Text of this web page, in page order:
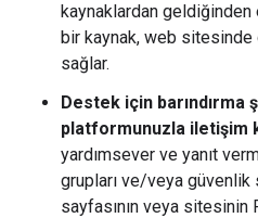
kaynaklardan geldiğinden
bir kaynak, web
sağlar.
Destek için barındırma
platformunuzla iletişim
yardımsever ve yanıt
grupları ve/veya güvenlik
sayfasının veya sitesinin